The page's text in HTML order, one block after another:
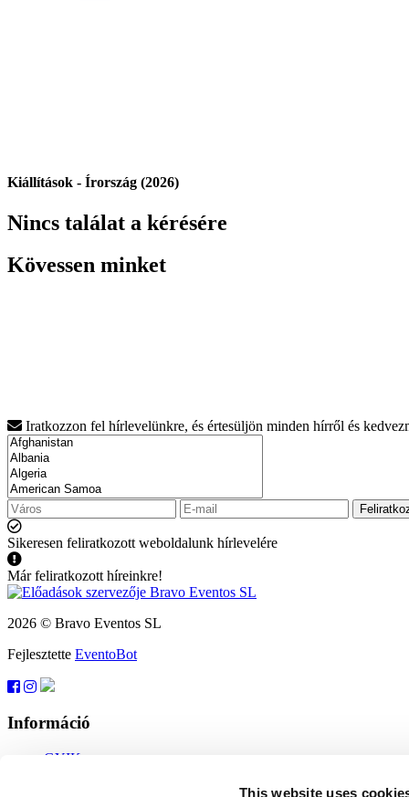
This website uses
Kiállítások - Írország (2026)
Nincs találat a kérésére
Kövessen minket
Iratkozzon fel hírlevelünkre, és értesüljön minden hírről és
Sikeresen feliratkozott weboldalunk hírlevelére
Már feliratkozott híreinkre!
2026 © Bravo Eventos SL
Fejlesztette EventoBot
Információ
GYIK